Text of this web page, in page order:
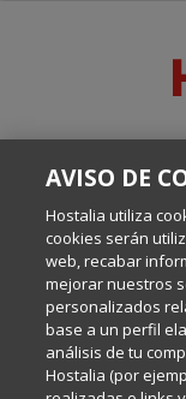
Escrito por el
AVISO DE
Hostalia utiliza
cookies serán
web, recabar
mejorar nuestros
personalizados
base a un perfil
análisis de tu
Hostalia (por